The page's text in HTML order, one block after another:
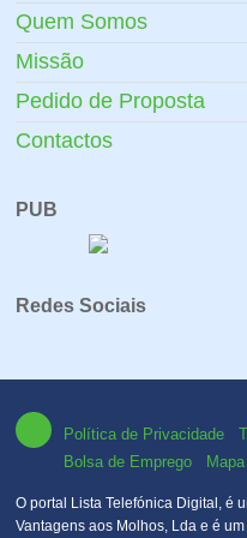
Quem Somos
Missão
Pedido de Proposta
Contactos
PUB
Redes Sociais
Política de Privacidade
Bolsa de Emprego
O portal Lista Telefónica Digital, é
Vantagens aos Molhos, Lda e é